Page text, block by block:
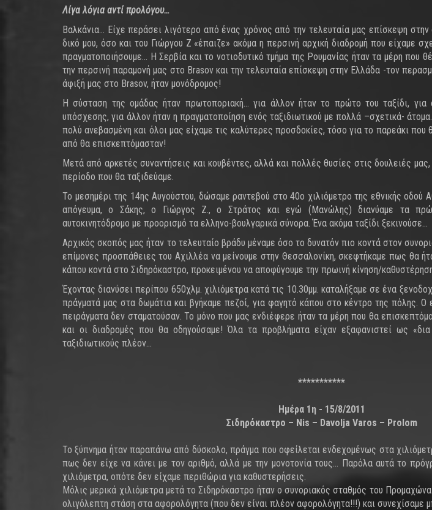
Λίγα λόγια αντί προλόγου…
Βαλκάνια… Είχε περάσει λιγότερο από ένας χρόνος από την τελευταία μας επίσκεψη
δικό μου, όσο και του Γιώργου Z «έπαιζε» ακόμα η περσινή αρχική διαδρομή που είχαμε
πραγματοποιήσουμε… Η Σερβία και το νοτιοδυτικό τμήμα της Ρουμανίας ήταν τα μέρη που
την περσινή παραμονή μας στο Brasov και την τελευταία επίσκεψη στην Ελλάδα -τον
άφιξή μας στο Brasov, ήταν μονόδρομος!
Η σύσταση της ομάδας ήταν πρωτοποριακή… για άλλον ήταν το πρώτο του ταξίδι, για
υπόσχεσης, για άλλον ήταν η πραγματοποίηση ενός ταξιδιωτικού με πολλά –σχετικά-
πολύ ανεβασμένη και όλοι μας είχαμε τις καλύτερες προσδοκίες, τόσο για το παρεάκι που
από θα επισκεπτόμασταν!
Μετά από αρκετές συναντήσεις και κουβέντες, αλλά και πολλές θυσίες στις δουλειές
περίοδο που θα ταξιδεύαμε.
Το μεσημέρι της 14ης Αυγούστου, δώσαμε ραντεβού στο 40ο χιλιόμετρο της εθνικής οδού
απόγευμα, ο Σάκης, ο Γιώργος Ζ., ο Στράτος και εγώ (Μανώλης) διανύαμε τα
αυτοκινητόδρομο με προορισμό τα ελληνο-βουλγαρικά σύνορα. Ένα ακόμα ταξίδι ξεκινούσε…
Αρχικός σκοπός μας ήταν το τελευταίο βράδυ μέναμε όσο το δυνατόν πιο κοντά στον
επίμονες προσπάθειες του Αχιλλέα να μείνουμε στην Θεσσαλονίκη, σκεφτήκαμε πως θα
κάπου κοντά στο Σιδηρόκαστρο, προκειμένου να αποφύγουμε την πρωινή κίνηση/
Έχοντας διανύσει περίπου 650χλμ. χιλιόμετρα κατά τις 10.30μμ. καταλήξαμε σε ένα
πράγματά μας στα δωμάτια και βγήκαμε πεζοί, για φαγητό κάπου στο κέντρο της πόλης.
πειράγματα δεν σταματούσαν. Το μόνο που μας ενδιέφερε ήταν τα μέρη που θα
και οι διαδρομές που θα οδηγούσαμε! Όλα τα προβλήματα είχαν εξαφανιστεί ως
ταξιδιωτικούς πλέον…
***********
Ημέρα 1η - 15/8/2011
Σιδηρόκαστρο – Nis – Davolja Varos – Prolom
Το ξύπνημα ήταν παραπάνω από δύσκολο, πράγμα που οφείλεται ενδεχομένως στα
πως δεν είχε να κάνει με τον αριθμό, αλλά με την μονοτονία τους… Παρόλα αυτά το
χιλιόμετρα, οπότε δεν είχαμε περιθώρια για καθυστερήσεις.
Μόλις μερικά χιλιόμετρα μετά το Σιδηρόκαστρο ήταν ο συνοριακός σταθμός του
ολιγόλεπτη στάση στα αφορολόγητα (που δεν είναι πλέον αφορολόγητα!!!) και συνεχίσαμε